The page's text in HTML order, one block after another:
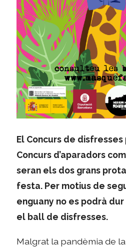
El Concurs de
Concurs d’aparadors
seran els dos grans
festa. Per motius de
enguany no es podrà
el ball de disfresses.
Malgrat la pandèmia de